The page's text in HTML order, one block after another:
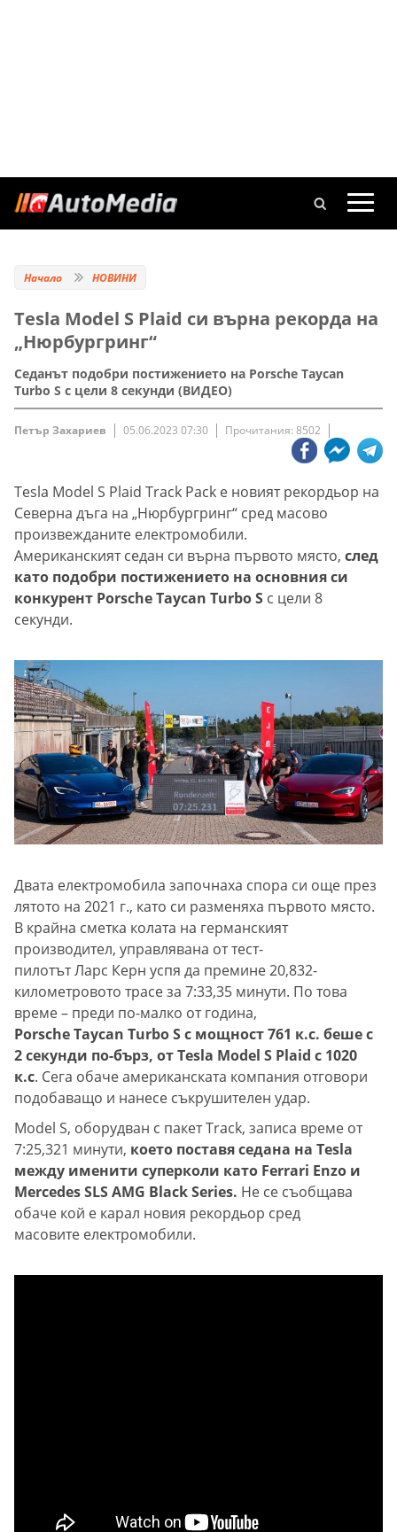
Начало НОВИНИ
Tesla Model S Plaid си върна рекорда на
„Нюрбургринг“
Седанът подобри постижението на Porsche Taycan
Turbo S с цели 8 секунди (ВИДЕО)
Петър Захариев 05.06.2023 07:30 Прочитания: 8502
Tesla Model S Plaid Track Pack е новият рекордьор на
Северна дъга на „Нюрбургринг“ сред масово
произвежданите електромобили.
Американският седан си върна първото място, след
като подобри постижението на основния си
конкурент Porsche Taycan Turbo S с цели 8
секунди.
Двата електромобила започнаха спора си още през
лятото на 2021 г., като си разменяха първото място.
В крайна сметка колата на германският
производител, управлявана от тест-
пилотът Ларс Керн успя да премине 20,832-
километровото трасе за 7:33,35 минути. По това
време – преди по-малко от година,
Porsche Taycan Turbo S с мощност 761 к.с. беше с
2 секунди по-бърз, от Tesla Model S Plaid с 1020
к.с. Сега обаче американската компания отговори
подобаващо и нанесе съкрушителен удар.
Model S, оборудван с пакет Track, записа време от
7:25,321 минути, което поставя седана на Tesla
между именити суперколи като Ferrari Enzo и
Mercedes SLS AMG Black Series. Не се съобщава
обаче кой е карал новия рекордьор сред
масовите електромобили.